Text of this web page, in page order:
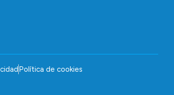
Política de cookies